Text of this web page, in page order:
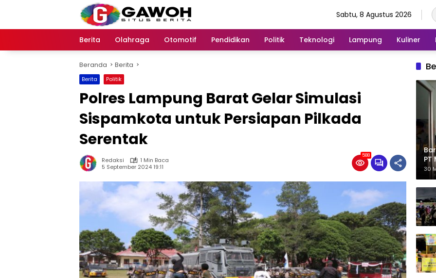
Sabtu, 8 Agustus 2026
Berita Olahraga Otomotif Pendidikan Politik Teknologi Lampung Kuliner
Beranda Berita
Berita Politik
Polres Lampung Barat Gelar Simulasi
Sispamkota untuk Persiapan Pilkada
Serentak
Redaksi
1 Min Baca
5 September 2024 19:11
588
PT
30